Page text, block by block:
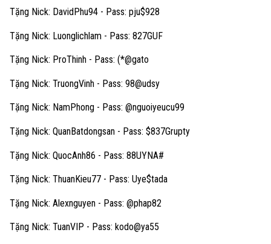
Tặng Nick: DavidPhu94 - Pass: pju$928
Tặng Nick: Luonglichlam - Pass: 827GUF
Tặng Nick: ProThinh - Pass: (*@gato
Tặng Nick: TruongVinh - Pass: 98@udsy
Tặng Nick: NamPhong - Pass: @nguoiyeucu99
Tặng Nick: QuanBatdongsan - Pass: $837Grupty
Tặng Nick: QuocAnh86 - Pass: 88UYNA#
Tặng Nick: ThuanKieu77 - Pass: Uye$tada
Tặng Nick: Alexnguyen - Pass: @phap82
Tặng Nick: TuanVIP - Pass: kodo@ya55